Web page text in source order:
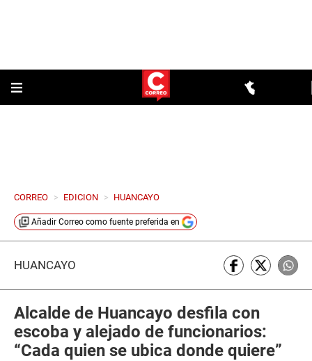
CORREO > EDICION > HUANCAYO
Añadir Correo como fuente preferida en
HUANCAYO
Alcalde de Huancayo desfila con
escoba y alejado de funcionarios:
“Cada quien se ubica donde quiere”